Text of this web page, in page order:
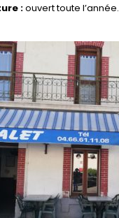
:ouvert toute l’année.